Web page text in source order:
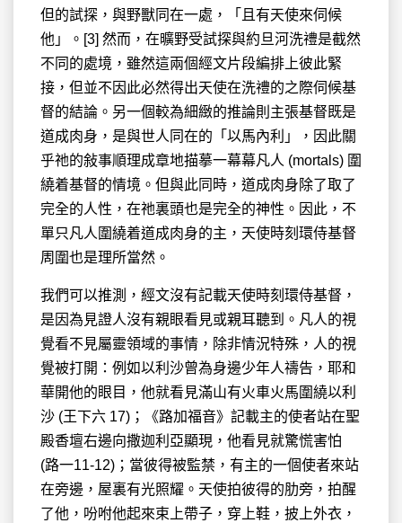
但的試探，與野獸同在一處，「且有天使來伺候
他」。[3] 然而，在曠野受試探與約旦河洗禮是截然
不同的處境，雖然這兩個經文片段編排上彼此緊
接，但並不因此必然得出天使在洗禮的之際伺候基
督的結論。另一個較為細緻的推論則主張基督既是
道成肉身，是與世人同在的「以馬內利」，因此關
乎祂的敍事順理成章地描摹一幕幕凡人 (mortals) 圍
繞着基督的情境。但與此同時，道成肉身除了取了
完全的人性，在祂裏頭也是完全的神性。因此，不
單只凡人圍繞着道成肉身的主，天使時刻環侍基督
周圍也是理所當然。
我們可以推測，經文沒有記載天使時刻環侍基督，
是因為見證人沒有親眼看見或親耳聽到。凡人的視
覺看不見屬靈領域的事情，除非情況特殊，人的視
覺被打開：例如以利沙曾為身邊少年人禱告，耶和
華開他的眼目，他就看見滿山有火車火馬圍繞以利
沙 (王下六 17)；《路加福音》記載主的使者站在聖
殿香壇右邊向撒迦利亞顯現，他看見就驚慌害怕
(路一11-12)；當彼得被監禁，有主的一個使者來站
在旁邊，屋裏有光照耀。天使拍彼得的肋旁，拍醒
了他，吩咐他起來束上帶子，穿上鞋，披上外衣，